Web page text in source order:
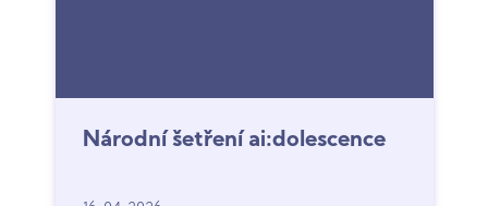
Národní šetření ai:dolescence